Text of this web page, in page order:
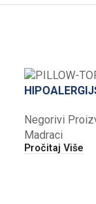
Negorivi
Madraci
Pročitaj Više